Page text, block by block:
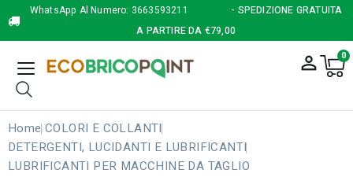
WhatsApp Al Numero: 3663593211
- SPEDIZIONE GRATUITA
A PARTIRE DA €79,00
person_outline 0
Home COLORI E COLLANTI
DETERGENTI, LUCIDANTI E LUBRIFICANTI
LUBRIFICANTI PER MACCHINE DA TAGLIO